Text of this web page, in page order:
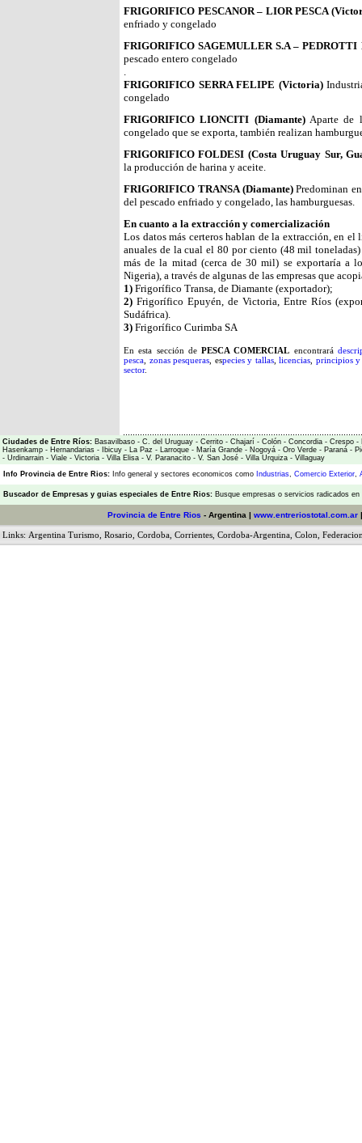
FRIGORIFICO PESCANOR – LIOR PESCA
enfriado y congelado
FRIGORIFICO SAGEMULLER S.A – PEDROTTI
pescado entero congelado
.
FRIGORIFICO SERRA FELIPE (Victoria)
congelado
FRIGORIFICO LIONCITI (Diamante)Aparte de
congelado que se exporta, también realizan
FRIGORIFICO FOLDESI (Costa Uruguay Sur,
la producción de harina y aceite.
FRIGORIFICO TRANSA (Diamante)Predominan
del pescado enfriado y congelado, las hamburguesas.
En cuanto a la extracción y comercialización
Los datos más certeros hablan de la extracción, en
anuales de la cual el 80 por ciento (48 mil
más de la mitad (cerca de 30 mil) se exportaría a
Nigeria), a través de algunas de las empresas que
1) Frigorífico Transa, de Diamante (exportador);
2) Frigorífico Epuyén, de Victoria, Entre Ríos
Sudáfrica).
3) Frigorífico Curimba SA
En esta sección de PESCA COMERCIAL encontrará
pesca zonas pesqueras , especies y tallas,licencias principios y
sector.
Ciudades de Entre Ríos: Basavilbaso - C. del Uruguay - Cerrito - Chajarí - Colón - Concordia - Crespo -
Hasenkamp - Hernandarias - Ibicuy - La Paz - Larroque - María Grande - Nogoyá - Oro Verde - Paraná -
- Urdinarrain - Viale - Victoria - Villa Elisa - V. Paranacito - V. San José - Villa Urquiza - Villaguay
Info Provincia de Entre Rios: Info general y sectores economicos como Industrias, Comercio Exterior,
Buscador de Empresas y guias especiales de Entre Rios: Busque empresas o servicios radicados
Provincia de Entre Rios - Argentina | www.entreriostotal.com.ar
Links: Argentina Turismo Rosario Cordoba Corrientes Cordoba-Argentina Colon